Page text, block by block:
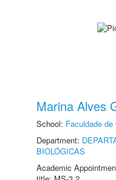
Marina Alves
School: Faculdade
Department:
BIOLÓGICAS
Academic